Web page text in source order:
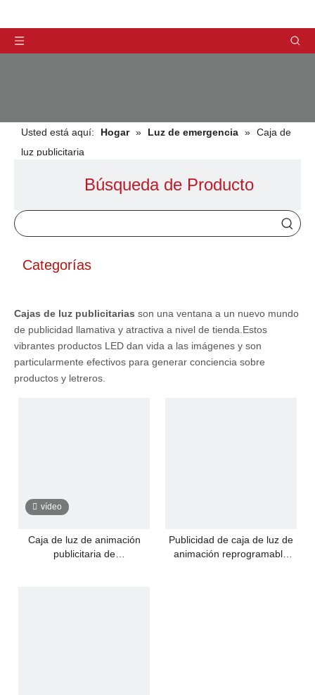
PRODUCTOS
Usted está aquí: Hogar » Luz de emergencia » Caja de
luz publicitaria
Búsqueda de Producto
Categorías
Cajas de luz publicitarias son una ventana a un nuevo mundo
de publicidad llamativa y atractiva a nivel de tienda.Estos
vibrantes productos LED dan vida a las imágenes y son
particularmente efectivos para generar conciencia sobre
productos y letreros.
vídeo
Caja de luz de animación
publicitaria de
Publicidad de caja de luz de
animación reprogramable